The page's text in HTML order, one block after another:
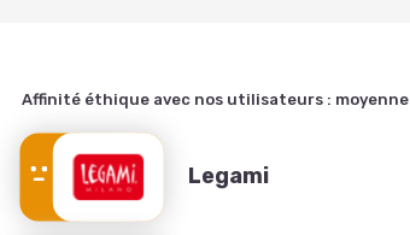
Affinité éthique avec nos utilisateurs : moyenne
Legami